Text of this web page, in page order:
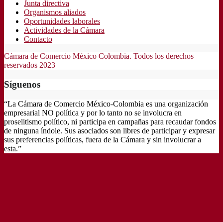
Junta directiva
Organismos aliados
Oportunidades laborales
Actividades de la Cámara
Contacto
Cámara de Comercio México Colombia. Todos los derechos
reservados 2023
Síguenos
“La Cámara de Comercio México-Colombia es una organización
empresarial NO política y por lo tanto no se involucra en
proselitismo político, ni participa en campañas para recaudar fondos
de ninguna índole. Sus asociados son libres de participar y expresar
sus preferencias políticas, fuera de la Cámara y sin involucrar a
esta.”